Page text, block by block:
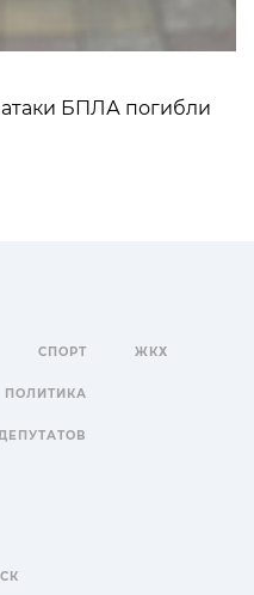
БПЛА погибли
СПОРТ ЖКХ
ПОЛИТИКА